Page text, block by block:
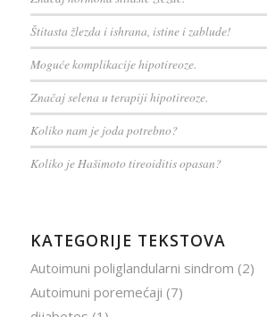
Štitasta žlezda i ishrana, istine i zablude!
Moguće komplikacije hipotireoze.
Značaj selena u terapiji hipotireoze.
Koliko nam je joda potrebno?
Koliko je Hašimoto tireoiditis opasan?
KATEGORIJE TEKSTOVA
Autoimuni poliglandularni sindrom (2)
Autoimuni poremećaji (7)